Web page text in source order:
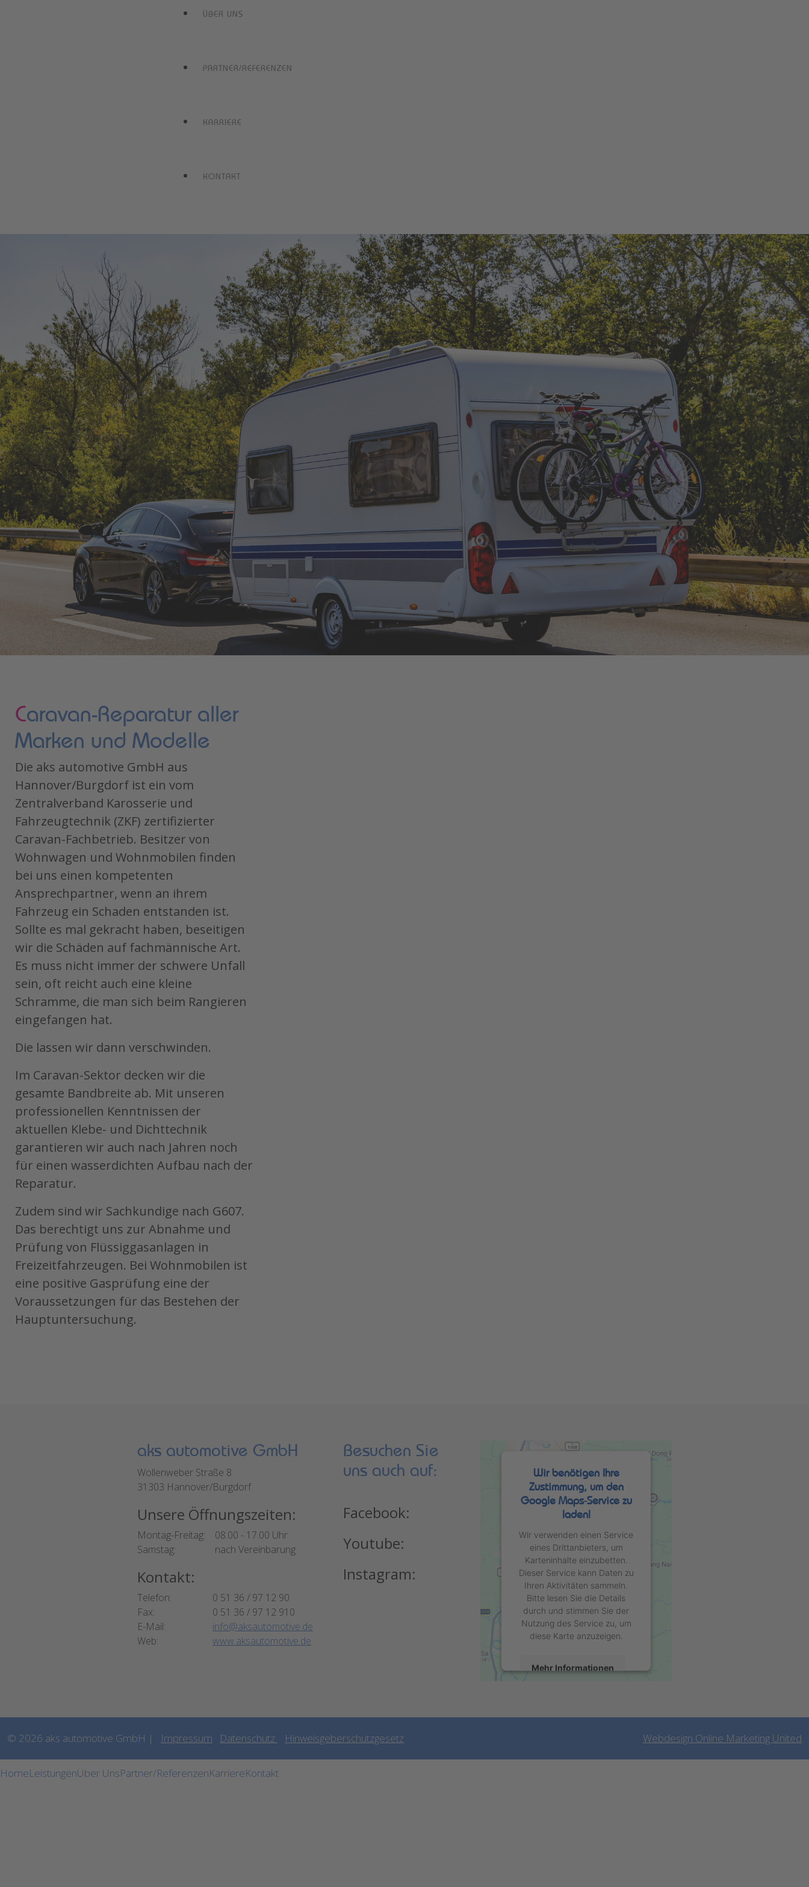
ÜBER UNS
PARTNER/REFERENZEN
KARRIERE
KONTAKT
Caravan-Reparatur aller
Marken und Modelle
Die aks automotive GmbH aus
Hannover/Burgdorf ist ein vom
Zentralverband Karosserie und
Fahrzeugtechnik (ZKF) zertifizierter
Caravan-Fachbetrieb. Besitzer von
Wohnwagen und Wohnmobilen finden
bei uns einen kompetenten
Ansprechpartner, wenn an ihrem
Fahrzeug ein Schaden entstanden ist.
Sollte es mal gekracht haben, beseitigen
wir die Schäden auf fachmännische Art.
Es muss nicht immer der schwere Unfall
sein, oft reicht auch eine kleine
Schramme, die man sich beim Rangieren
eingefangen hat.
Die lassen wir dann verschwinden.
Im Caravan-Sektor decken wir die
gesamte Bandbreite ab. Mit unseren
professionellen Kenntnissen der
aktuellen Klebe- und Dichttechnik
garantieren wir auch nach Jahren noch
für einen wasserdichten Aufbau nach der
Reparatur.
Zudem sind wir Sachkundige nach G607.
Das berechtigt uns zur Abnahme und
Prüfung von Flüssiggasanlagen in
Freizeitfahrzeugen. Bei Wohnmobilen ist
eine positive Gasprüfung eine der
Voraussetzungen für das Bestehen der
Hauptuntersuchung.
aks automotive GmbH
Wollenweber Straße 8
31303 Hannover/Burgdorf
Unsere Öffnungszeiten:
Montag-Freitag:
08.00 - 17.00 Uhr
Samstag:
nach Vereinbarung
Kontakt:
Telefon:
0 51 36 / 97 12 90
Fax:
0 51 36 / 97 12 910
E-Mail:
info@aksautomotive.de
Web:
www.aksautomotive.de
Besuchen Sie
uns auch auf:
Facebook:
Youtube:
Instagram:
Wir benötigen Ihre
Zustimmung, um den
Google Maps-Service zu
laden!
Wir verwenden einen Service
eines Drittanbieters, um
Karteninhalte einzubetten.
Dieser Service kann Daten zu
Ihren Aktivitäten sammeln.
Bitte lesen Sie die Details
durch und stimmen Sie der
Nutzung des Service zu, um
diese Karte anzuzeigen.
Mehr Informationen
powered byUsercentrics
© 2026 aks automotive GmbH | Impressum Datenschutz Hinweisgeberschutzgesetz Webdesign Online Marketing United
HomeLeistungenÜber UnsPartner/ReferenzenKarriereKontakt